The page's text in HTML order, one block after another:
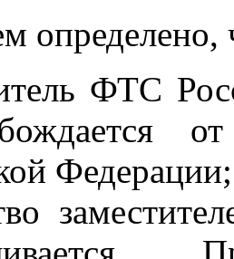
определено,
ФТС
Федерации;